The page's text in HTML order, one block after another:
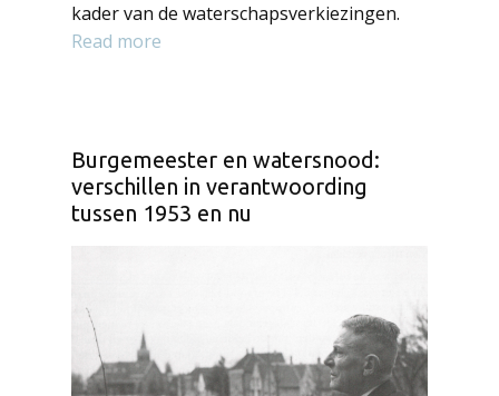
kader van de waterschapsverkiezingen.
Read more
Burgemeester en watersnood:
verschillen in verantwoording
tussen 1953 en nu